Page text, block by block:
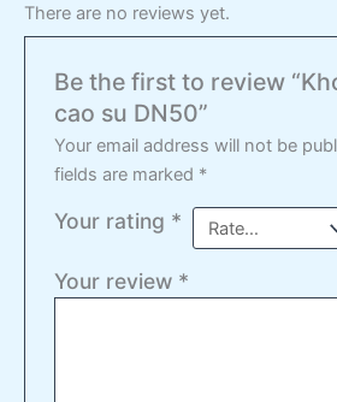
There are no reviews yet.
Be the first to review
cao su DN50”
Your email address will not be
fields are marked *
Your rating *
Your review *